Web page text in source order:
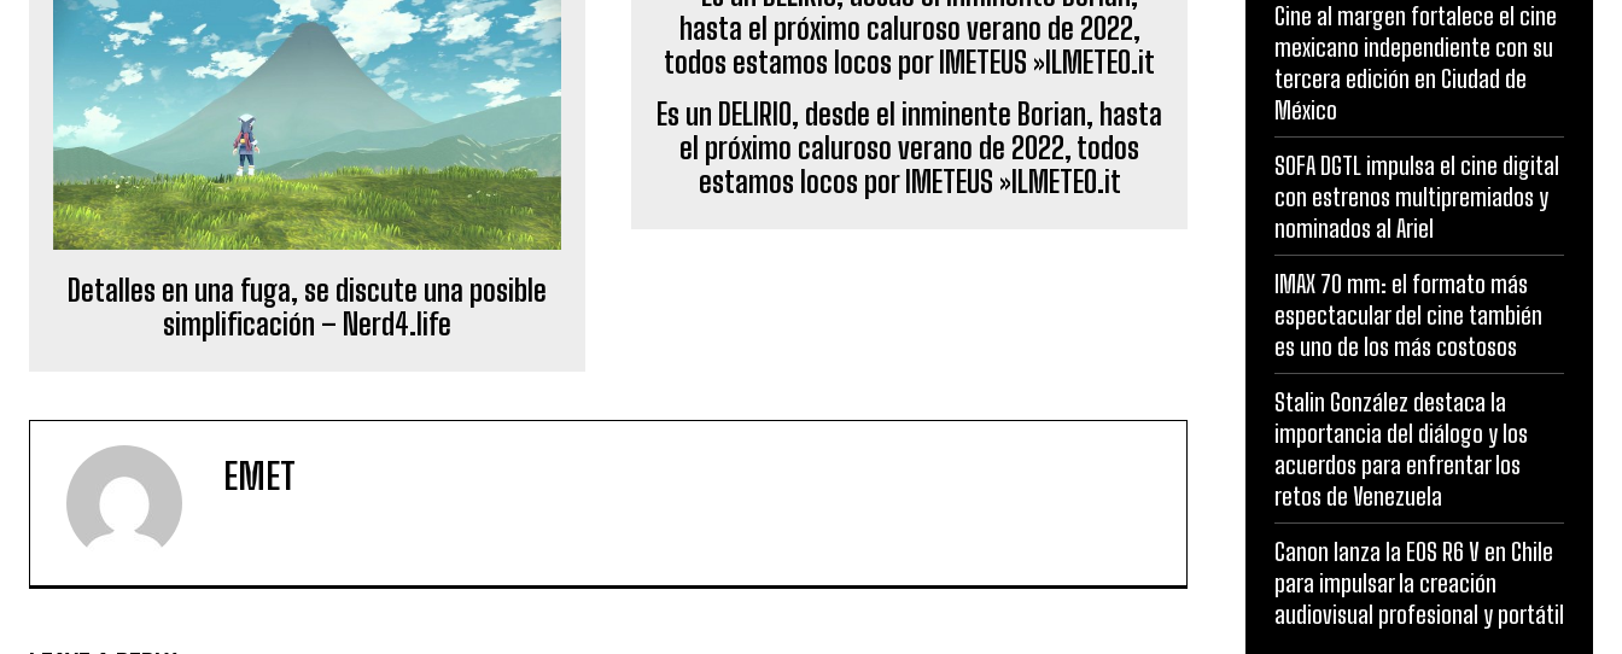
Detalles en una fuga, se discute una posible
simplificación – Nerd4.life
Es un DELIRIO, desde el inminente Borian, hasta
el próximo caluroso verano de 2022, todos
estamos locos por IMETEUS »ILMETEO.it
EMET
Cine al margen fortalece el cine
mexicano independiente con su
tercera edición en Ciudad de
México
SOFA DGTL impulsa el cine digital
con estrenos multipremiados y
nominados al Ariel
IMAX 70 mm: el formato más
espectacular del cine también
es uno de los más costosos
Stalin González destaca la
importancia del diálogo y los
acuerdos para enfrentar los
retos de Venezuela
Canon lanza la EOS R6 V en Chile
para impulsar la creación
audiovisual profesional y portátil